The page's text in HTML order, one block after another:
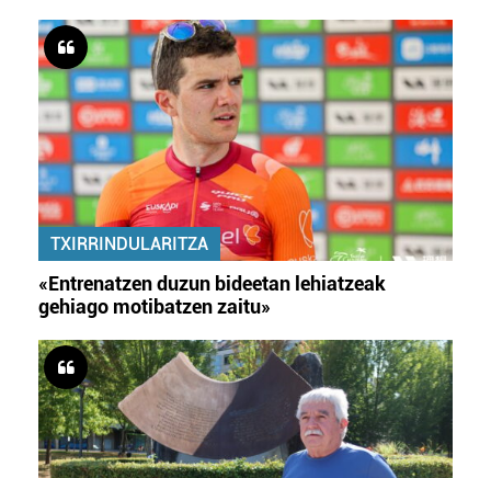
TXIRRINDULARITZA
«Entrenatzen duzun bideetan lehiatzeak
gehiago motibatzen zaitu»